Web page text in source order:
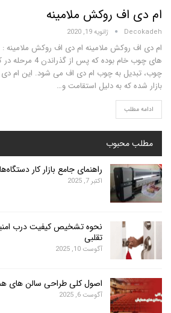
روکش ملامینه
ژانویه 19, 2020
ملامینه ام دی اف روکش ملامینه : ام دی اف یکی
های چوب خام بوده که پس از گذراندن 4
به چوب ام دی اف می شود. این ام دی اف ها به
به دلیل استقامت و…
راهنمای جامع بازار کار دستگاه‌های چاپ بنر در
اکتبر 7, 2025
نحوه تشخیص کیفیت درب امنیتی ضد
تقلبی
آگوست 10, 2025
اصول کلی طراحی سالن های همایش
آگوست 6, 2025